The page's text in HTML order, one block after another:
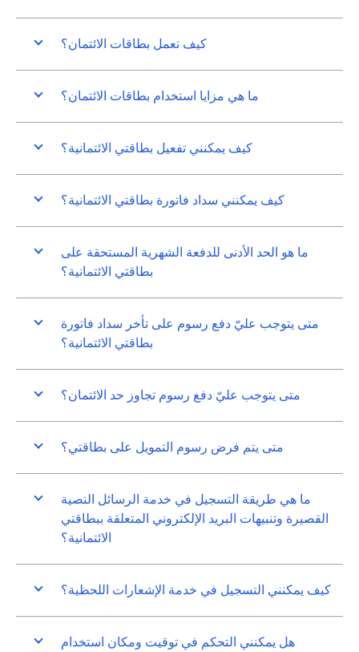
كيف تعمل بطاقات الائتمان؟
ما هي مزايا استخدام بطاقات الائتمان؟
كيف يمكنني تفعيل بطاقتي الائتمانية؟
كيف يمكنني سداد فاتورة بطاقتي الائتمانية؟
ما هو الحد الأدنى للدفعة الشهرية المستحقة على
بطاقتي الائتمانية؟
متى يتوجب عليّ دفع رسوم على تأخر سداد فاتورة
بطاقتي الائتمانية؟
متى يتوجب عليّ دفع رسوم تجاوز حد الائتمان؟
متى يتم فرض رسوم التمويل على بطاقتي؟
ما هي طريقة التسجيل في خدمة الرسائل النصية
القصيرة وتنبيهات البريد الإلكتروني المتعلقة ببطاقتي
الائتمانية؟
كيف يمكنني التسجيل في خدمة الإشعارات اللحظية؟
هل يمكنني التحكم في توقيت ومكان استخدام